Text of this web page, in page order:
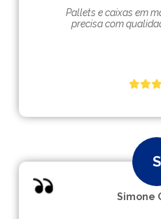
Pallets e caixas em
precisa com
Simone